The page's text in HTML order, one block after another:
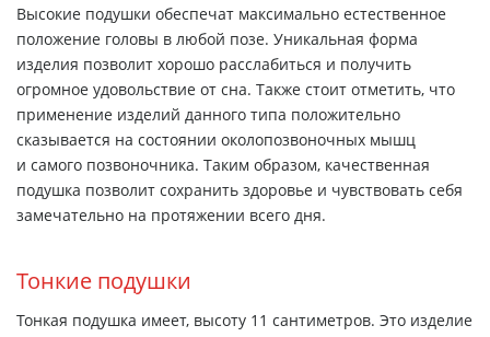
Высокие подушки обеспечат максимально естественное
положение головы в любой позе. Уникальная форма
изделия позволит хорошо расслабиться и получить
огромное удовольствие от сна. Также стоит отметить, что
применение изделий данного типа положительно
сказывается на состоянии околопозвоночных мышц
и самого позвоночника. Таким образом, качественная
подушка позволит сохранить здоровье и чувствовать себя
замечательно на протяжении всего дня.
Тонкие подушки
Тонкая подушка имеет, высоту 11 сантиметров. Это изделие